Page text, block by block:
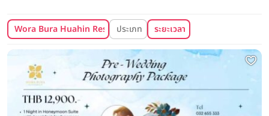
Wora Bura Huahin Resort & Spa (วรบุระ หัวหิน รีสอร์ท แอนด์ สปา)
ประเภท ระยะเวลา